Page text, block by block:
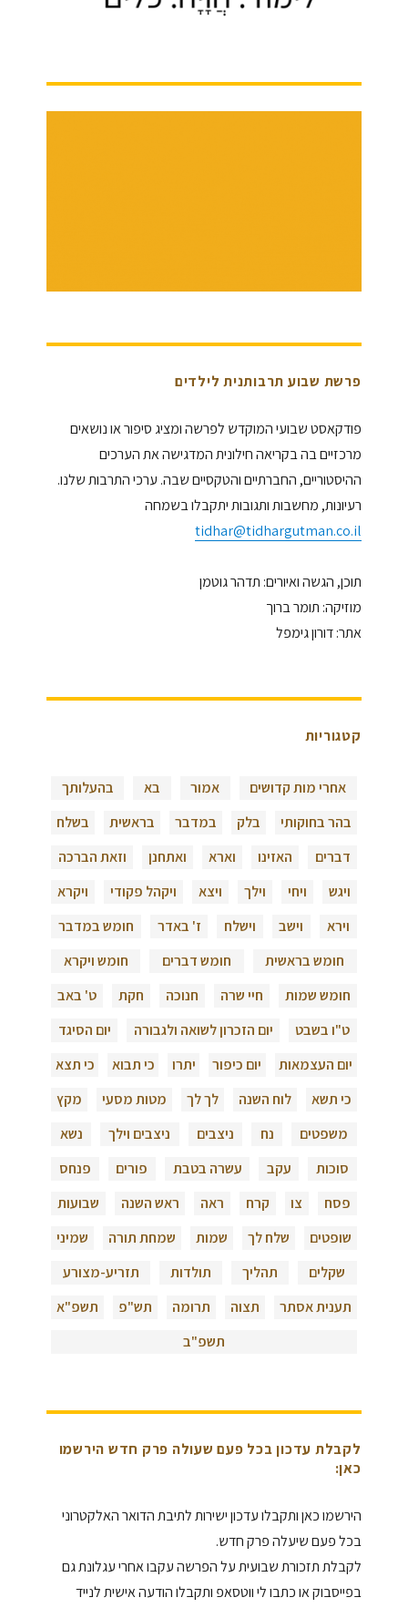
פרשת שבוע תרבותנית לילדים
פודקאסט שבועי המוקדש לפרשה ומציג סיפור או נושאים
מרכזיים בה בקריאה חילונית המדגישה את הערכים
ההיסטוריים, החברתיים והטקסיים שבה. ערכי התרבות שלנו.
רעיונות, מחשבות ותגובות יתקבלו בשמחה
tidhar@tidhargutman.co.il
תוכן, הגשה ואיורים: תדהר גוטמן
מוזיקה: תומר ברוך
אתר: דורון גימפל
קטגוריות
אחרי מות קדושים אמור בא
בהעלותך
בהר בחוקותי
בלק במדבר בראשית
בשלח
דברים
האזינו וארא ואתחנן
וזאת הברכה
ויגש
ויחי וילך ויצא ויקהל פקודי
ויקרא
וירא
וישב וישלח ז' באדר
חומש במדבר
חומש בראשית
חומש דברים
חומש ויקרא
חומש שמות
חיי שרה חנוכה חקת
ט' באב
ט"ו בשבט
יום הזכרון לשואה ולגבורה
יום הסיגד
יום העצמאות
יום כיפור יתרו כי תבוא
כי תצא
כי תשא
לוח השנה לך לך מטות מסעי
מקץ
משפטים
נח ניצבים ניצבים וילך
נשא
סוכות
עקב עשרה בטבת פורים
פנחס
פסח
צו קרח ראה ראש השנה
שבועות
שופטים
שלח לך שמות שמחת תורה
שמיני
שקלים
תהליך תולדות
תזריע-מצורע
תענית אסתר
תצוה תרומה תש"פ
תשפ"א
תשפ"ב
לקבלת עדכון בכל פעם שעולה פרק חדש הירשמו
כאן:
הירשמו כאן ותקבלו עדכון ישירות לתיבת הדואר האלקטרוני
בכל פעם שיעלה פרק חדש.
לקבלת תזכורת שבועית על הפרשה עקבו אחרי עגלונת גם
בפייסבוק או כתבו לי ווטסאפ ותקבלו הודעה אישית לנייד